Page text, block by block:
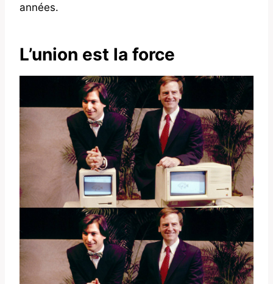
années.
L’union est la force